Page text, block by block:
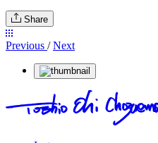
Share
Previous / Next